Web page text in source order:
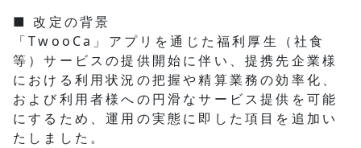
■ 改定の背景
「TwooCa」アプリを通じた福利厚生（社食
等）サービスの提供開始に伴い、提携先企業様
における利用状況の把握や精算業務の効率化、
および利用者様への円滑なサービス提供を可能
にするため、運用の実態に即した項目を追加い
たしました。